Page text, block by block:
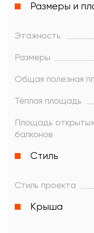
Размеры и
Этажность
Размеры
Общая полезная
Тёплая площадь
Площадь
балконов
Стиль
Стиль проекта
Крыша